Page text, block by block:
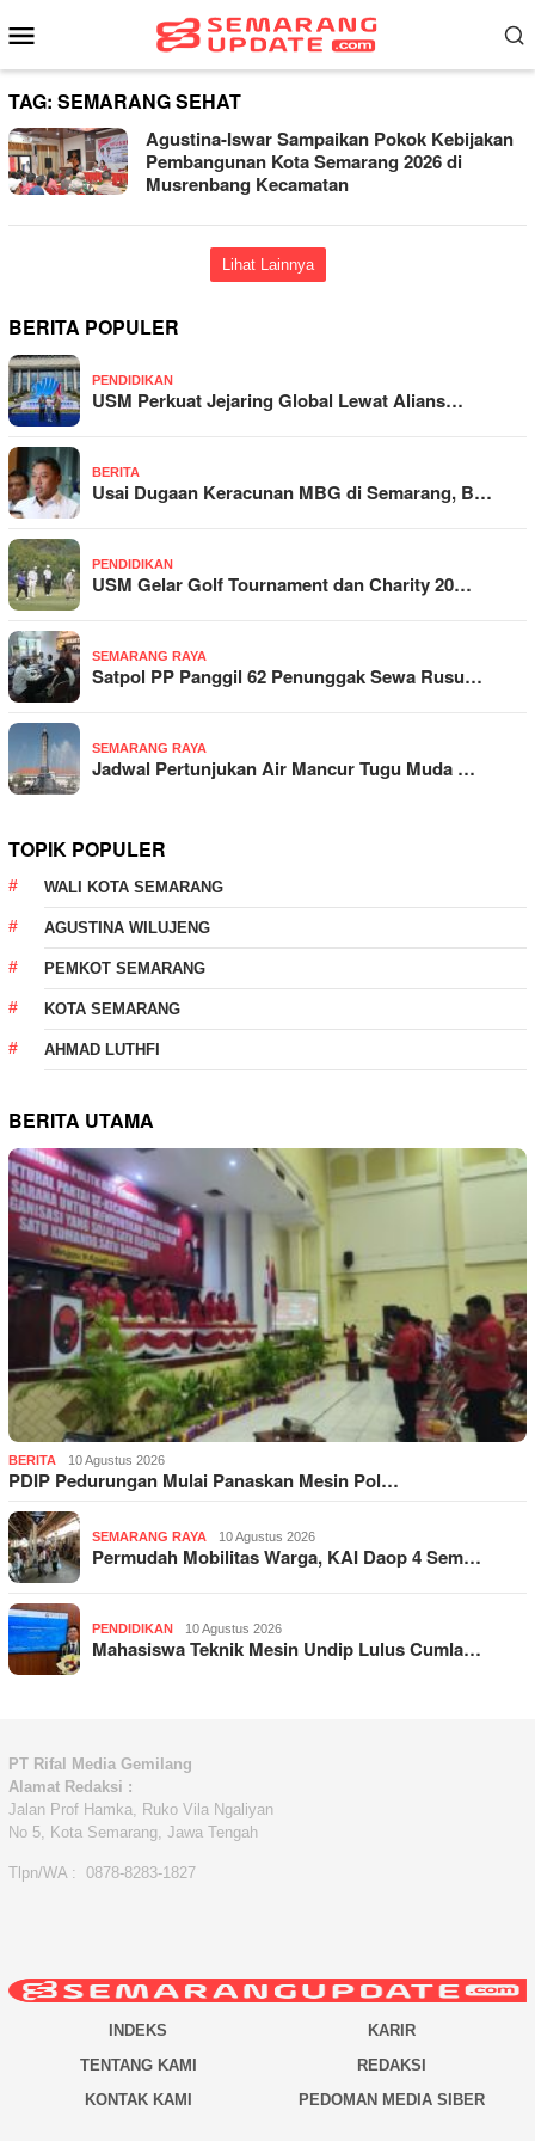
ke
Mobile
TAG: SEMARANG SEHAT
Agustina-Iswar Sampaikan Pokok Kebijakan
Pembangunan Kota Semarang 2026 di
Musrenbang Kecamatan
Lihat Lainnya
BERITA POPULER
PENDIDIKAN
USM Perkuat Jejaring Global Lewat Alians…
BERITA
Usai Dugaan Keracunan MBG di Semarang, B…
PENDIDIKAN
USM Gelar Golf Tournament dan Charity 20…
SEMARANG RAYA
Satpol PP Panggil 62 Penunggak Sewa Rusu…
SEMARANG RAYA
Jadwal Pertunjukan Air Mancur Tugu Muda …
TOPIK POPULER
WALI KOTA SEMARANG
AGUSTINA WILUJENG
PEMKOT SEMARANG
KOTA SEMARANG
AHMAD LUTHFI
BERITA UTAMA
BERITA 10 Agustus 2026
PDIP Pedurungan Mulai Panaskan Mesin Pol…
SEMARANG RAYA 10 Agustus 2026
Permudah Mobilitas Warga, KAI Daop 4 Sem…
PENDIDIKAN 10 Agustus 2026
Mahasiswa Teknik Mesin Undip Lulus Cumla…
PT Rifal Media Gemilang
Alamat Redaksi :
Jalan Prof Hamka, Ruko Vila Ngaliyan
No 5, Kota Semarang, Jawa Tengah
Tlpn/WA : 0878-8283-1827
INDEKS
KARIR
TENTANG KAMI
REDAKSI
KONTAK KAMI
PEDOMAN MEDIA SIBER